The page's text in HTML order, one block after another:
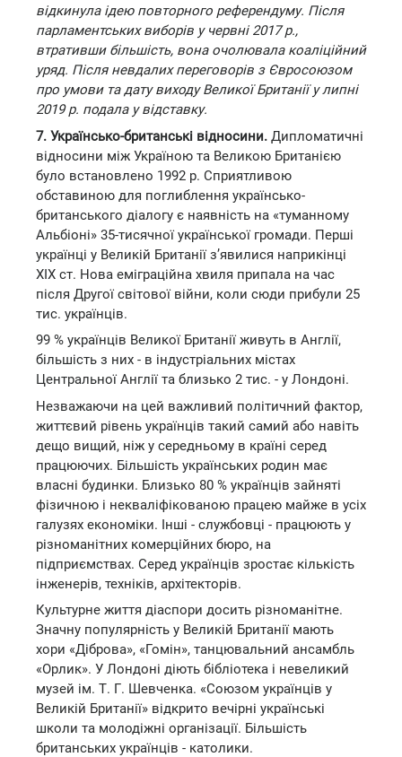
відкинула ідею повторного референдуму. Після
парламентських виборів у червні 2017 р.,
втративши більшість, вона очолювала коаліційний
уряд. Після невдалих переговорів з Євросоюзом
про умови та дату виходу Великої Британії у липні
2019 р. подала у відставку.
7. Українсько-британські відносини. Дипломатичні
відносини між Україною та Великою Британією
було встановлено 1992 р. Сприятливою
обставиною для поглиблення українсько-
британського діалогу є наявність на «туманному
Альбіоні» 35-тисячної української громади. Перші
українці у Великій Британії з’явилися наприкінці
XIX ст. Нова еміграційна хвиля припала на час
після Другої світової війни, коли сюди прибули 25
тис. українців.
99 % українців Великої Британії живуть в Англії,
більшість з них - в індустріальних містах
Центральної Англії та близько 2 тис. - у Лондоні.
Незважаючи на цей важливий політичний фактор,
життєвий рівень українців такий самий або навіть
дещо вищий, ніж у середньому в країні серед
працюючих. Більшість українських родин має
власні будинки. Близько 80 % українців зайняті
фізичною і некваліфікованою працею майже в усіх
галузях економіки. Інші - службовці - працюють у
різноманітних комерційних бюро, на
підприємствах. Серед українців зростає кількість
інженерів, техніків, архітекторів.
Культурне життя діаспори досить різноманітне.
Значну популярність у Великій Британії мають
хори «Діброва», «Гомін», танцювальний ансамбль
«Орлик». У Лондоні діють бібліотека і невеликий
музей ім. Т. Г. Шевченка. «Союзом українців у
Великій Британії» відкрито вечірні українські
школи та молодіжні організації. Більшість
британських українців - католики.